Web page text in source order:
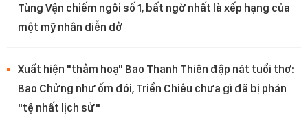
Tùng Vận chiếm ngôi số 1, bất ngờ nhất là xếp hạng của
một mỹ nhân diễn dở
Xuất hiện "thảm hoạ" Bao Thanh Thiên đập nát tuổi thơ:
Bao Chửng như ốm đói, Triển Chiêu chưa gì đã bị phán
"tệ nhất lịch sử"